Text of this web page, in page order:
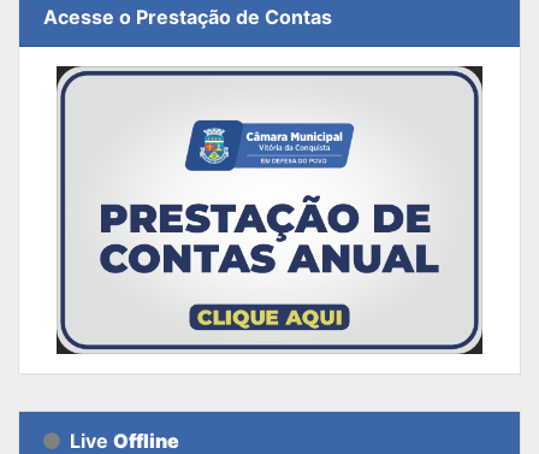
Acesse o Prestação de Contas
Live Offline